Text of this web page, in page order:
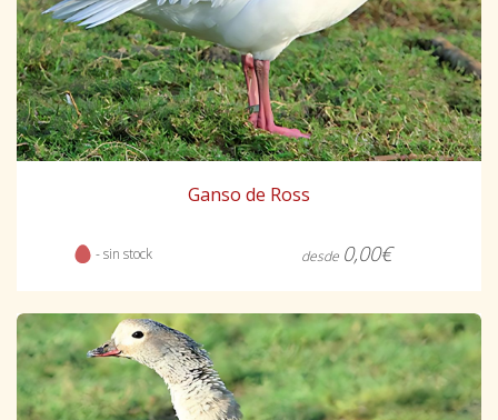
Ganso de Ross
- sin stock desde 0,00€